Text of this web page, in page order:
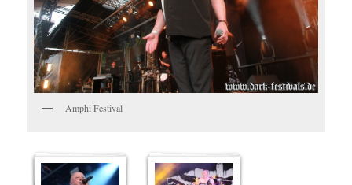
Amphi Festival